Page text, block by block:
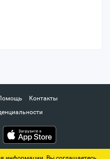
Контакты